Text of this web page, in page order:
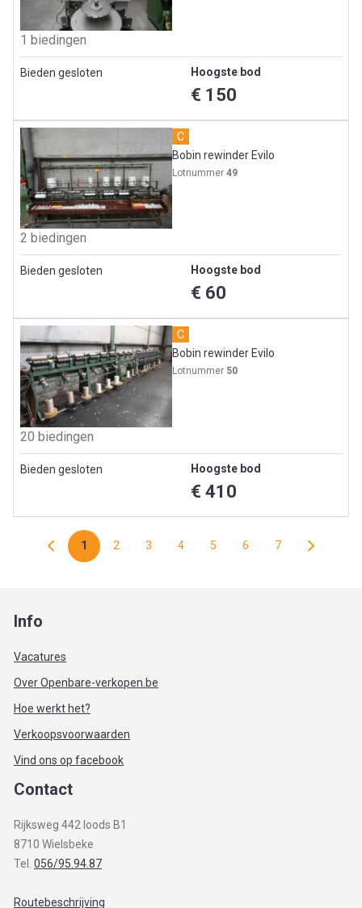
1 biedingen
Bieden gesloten Hoogste bod
€ 150
C
Bobin rewinder Evilo
Lotnummer49
2 biedingen
Bieden gesloten Hoogste bod
€ 60
C
Bobin rewinder Evilo
Lotnummer 50
20 biedingen
Bieden gesloten Hoogste bod
€ 410
1 2 3 4 5 6 7
Info
Vacatures
Over Openbare-verkopen.be
Hoe werkt het?
Verkoopsvoorwaarden
Vind ons op facebook
Contact
Rijksweg 442 loods B1
8710 Wielsbeke
Tel.
056/95.94.87
Routebeschrijving